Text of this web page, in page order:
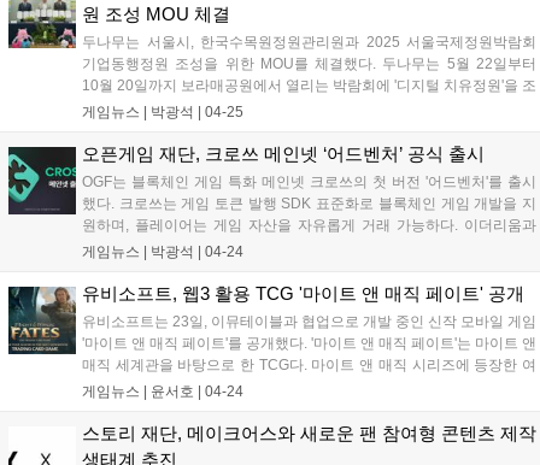
원 조성 MOU 체결
두나무는 서울시, 한국수목원정원관리원과 2025 서울국제정원박람회
기업동행정원 조성을 위한 MOU를 체결했다. 두나무는 5월 22일부터
10월 20일까지 보라매공원에서 열리는 박람회에 '디지털 치유정원'을 조
성한다. 디지털 기술로 구현된 가상의 숲으로, 자연과 인간의 치유와 회
며, 조성된 기금은 희귀·자생식물 보전지에 사용될 예정이다. 박람회 기
간 동안 디지털 치유정원 참여 기관 모집 및 심신 회복 프로그램 공모전
도 진행한다....
게임뉴스 | 박광석 | 04-25
오픈게임 재단, 크로쓰 메인넷 ‘어드벤처’ 공식 출시
OGF는 블록체인 게임 특화 메인넷 크로쓰의 첫 버전 '어드벤처'를 출시
했다. 크로쓰는 게임 토큰 발행 SDK 표준화로 블록체인 게임 개발을 지
원하며, 플레이어는 게임 자산을 자유롭게 거래 가능하다. 이더리움과
호환, BNB 체인과 연동하여 안정성과 확장성을 확보했다. 24일 크로쓰
탈중앙화 아이템 경제를 제공한다. 넥써쓰는 OGF와 기술 협약을 통해
게임뉴스 | 박광석 | 04-24
유비소프트, 웹3 활용 TCG '마이트 앤 매직 페이트' 공개
유비소프트는 23일, 이뮤테이블과 협업으로 개발 중인 신작 모바일 게임
'마이트 앤 매직 페이트'를 공개했다. '마이트 앤 매직 페이트'는 마이트 앤
매직 세계관을 바탕으로 한 TCG다. 마이트 앤 매직 시리즈에 등장한 여
러 진영의 다양한 영웅과 건물, 주문을 카드로 담아냈으며, 이를 자유롭
게임뉴스 | 윤서호 | 04-24
스토리 재단, 메이크어스와 새로운 팬 참여형 콘텐츠 제작
생태계 추진